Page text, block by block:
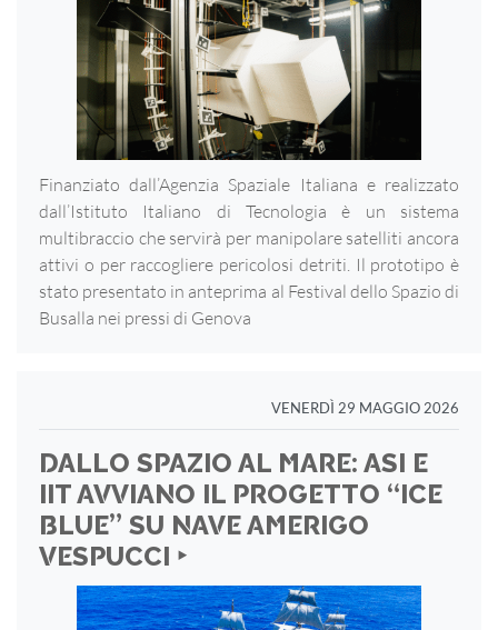
Finanziato dall’Agenzia Spaziale Italiana e realizzato
dall’Istituto Italiano di Tecnologia è un sistema
multibraccio che servirà per manipolare satelliti ancora
attivi o per raccogliere pericolosi detriti. Il prototipo è
stato presentato in anteprima al Festival dello Spazio di
Busalla nei pressi di Genova
VENERDÌ 29 MAGGIO 2026
DALLO SPAZIO AL MARE: ASI E
IIT AVVIANO IL PROGETTO “ICE
BLUE” SU NAVE AMERIGO
VESPUCCI ‣